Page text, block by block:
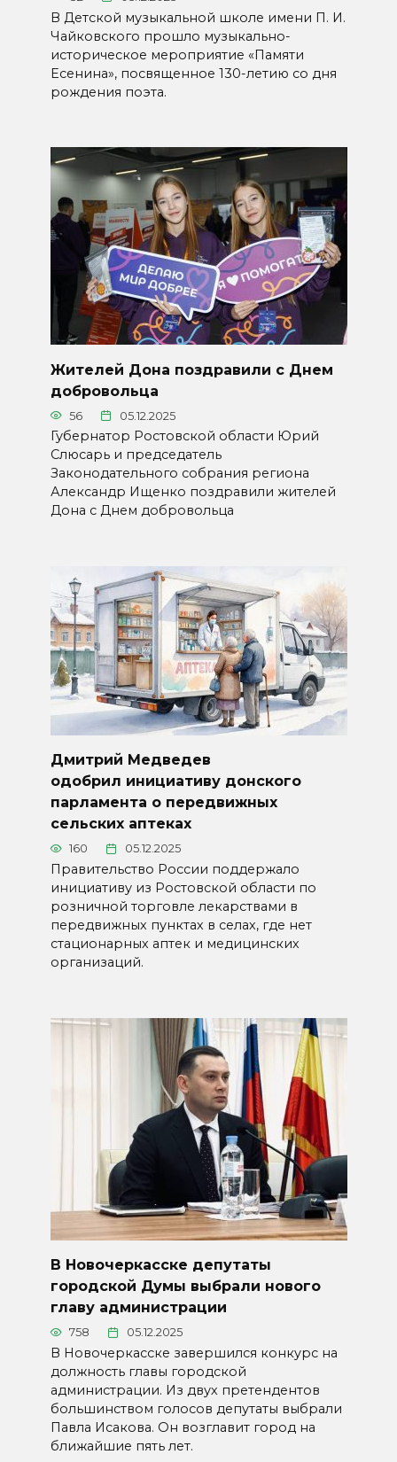
В Детской музыкальной школе имени П. И.
Чайковского прошло музыкально-
историческое мероприятие «Памяти
Есенина», посвященное 130-летию со дня
рождения поэта.
Жителей Дона поздравили с Днем
добровольца
56 05.12.2025
Губернатор Ростовской области Юрий
Слюсарь и председатель
Законодательного собрания региона
Александр Ищенко поздравили жителей
Дона с Днем добровольца
Дмитрий Медведев
одобрил инициативу донского
парламента о передвижных
сельских аптеках
160 05.12.2025
Правительство России поддержало
инициативу из Ростовской области по
розничной торговле лекарствами в
передвижных пунктах в селах, где нет
стационарных аптек и медицинских
организаций.
В Новочеркасске депутаты
городской Думы выбрали нового
главу администрации
758 05.12.2025
В Новочеркасске завершился конкурс на
должность главы городской
администрации. Из двух претендентов
большинством голосов депутаты выбрали
Павла Исакова. Он возглавит город на
ближайшие пять лет.